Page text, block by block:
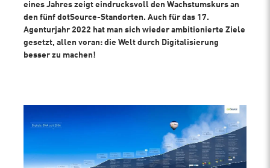
eines Jahres zeigt eindrucksvoll den Wachstumskurs an
den fünf dotSource-Standorten. Auch für das 17.
Agenturjahr 2022 hat man sich wieder ambitionierte Ziele
gesetzt, allen voran: die Welt durch Digitalisierung
besser zu machen!